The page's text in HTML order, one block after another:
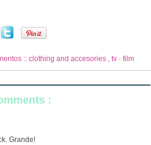
:: clothing and accesories tv · film
:
Grande!